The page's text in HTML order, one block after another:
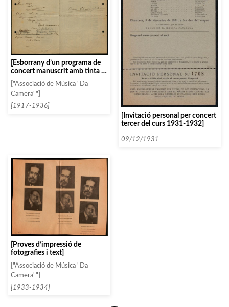
[Esborrany d’un programa de
concert manuscrit amb tinta i
llapis]
["Associació de Música "Da
Camera""]
[1917-1936]
[Invitació personal per concert
tercer del curs 1931-1932]
09/12/1931
[Proves d’impressió de
fotografies i text]
["Associació de Música "Da
Camera""]
[1933-1934]